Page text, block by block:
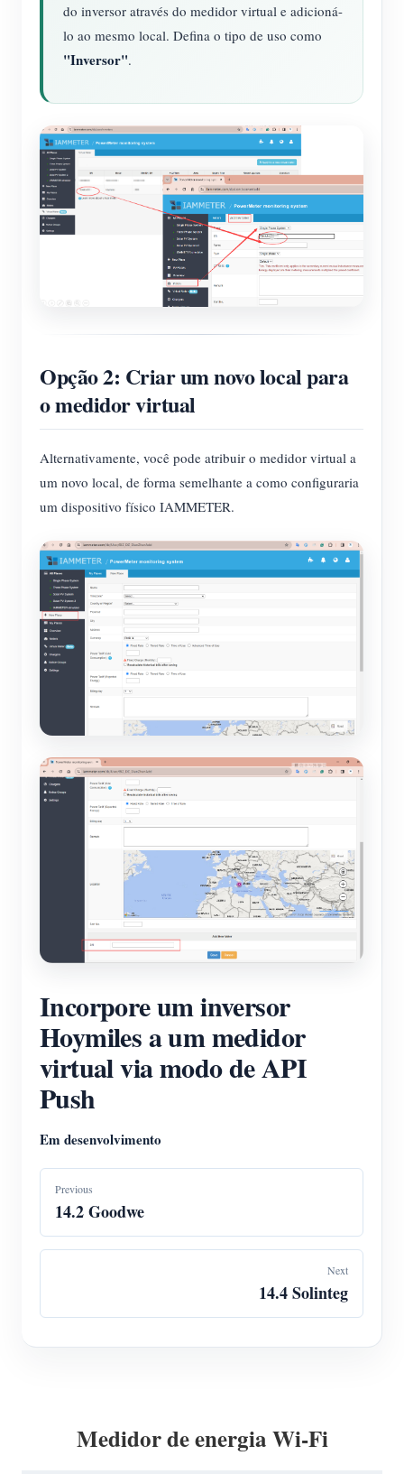
do inversor através do medidor virtual e adicioná-
lo ao mesmo local. Defina o tipo de uso como
"Inversor".
Opção 2: Criar um novo local para
o medidor virtual
Alternativamente, você pode atribuir o medidor virtual a
um novo local, de forma semelhante a como configuraria
um dispositivo físico IAMMETER.
Incorpore um inversor
Hoymiles a um medidor
virtual via modo de API
Push
Em desenvolvimento
Previous
14.2 Goodwe
Next
14.4 Solinteg
Medidor de energia Wi-Fi